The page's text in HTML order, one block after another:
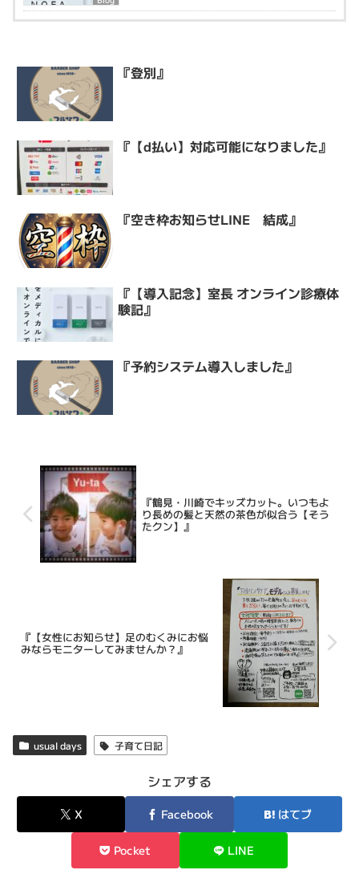
『登別』
『【d払い】対応可能になりました』
『空き枠お知らせLINE 結成』
『【導入記念】室長 オンライン診療体
験記』
『予約システム導入しました』
『鶴見・川崎でキッズカット。いつもよ
り長めの髪と天然の茶色が似合う【そう
たクン】』
『【女性にお知らせ】足のむくみにお悩
みならモニターしてみませんか？』
usual days 子育て日記
シェアする
X Facebook はてブ
Pocket LINE